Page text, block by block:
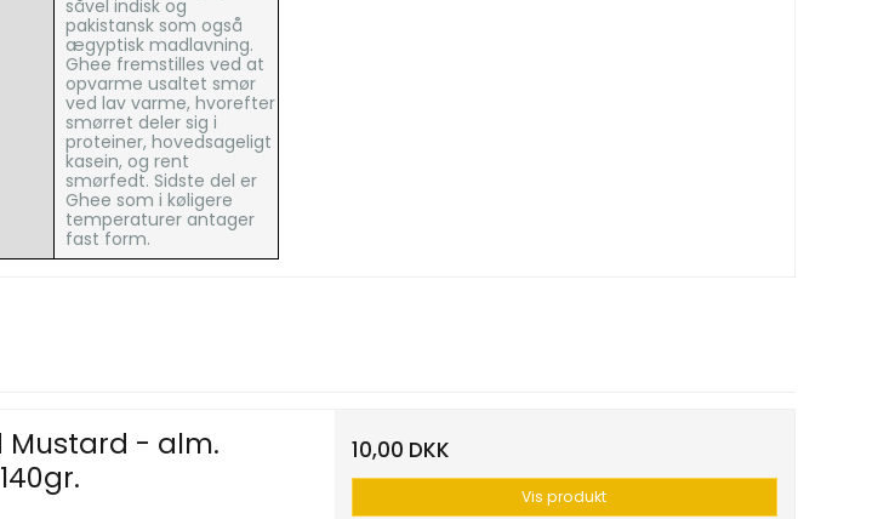
såvel indisk og
pakistansk som også
ægyptisk madlavning.
Ghee fremstilles ved at
opvarme usaltet smør
ved lav varme, hvorefter
smørret deler sig i
proteiner, hovedsageligt
kasein, og rent
smørfedt. Sidste del er
Ghee som i køligere
temperaturer antager
fast form.
Mustard - alm.
10,00 DKK
Vis produkt